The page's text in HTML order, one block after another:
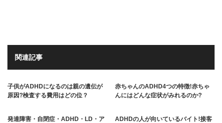
関連記事
子供がADHDになるのは親の遺伝が
原因?検査する費用はどの位？
赤ちゃんのADHD4つの特徴!赤ちゃ
んにはどんな症状がみれるのか?
発達障害・自閉症・ADHD・LD・ア
ADHDの人が向いているバイト!接客